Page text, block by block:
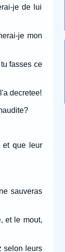
je de lui
je mon
fasses ce
decretee!
et que leur
sauveras
et le mout,
selon leurs